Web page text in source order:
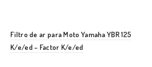
Filtro de ar para Moto Yamaha YBR 125
K/e/ed – Factor K/e/ed